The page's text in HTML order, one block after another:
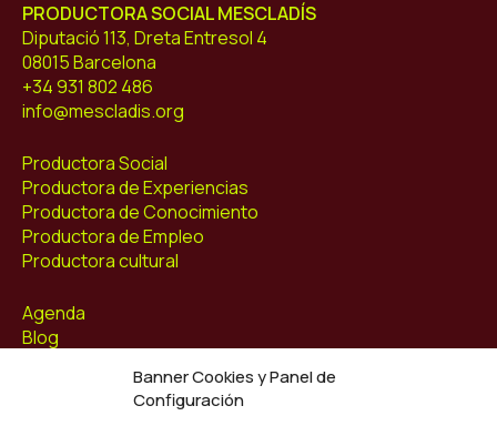
Banner Cookies y Panel de
Configuración
PRODUCTORA SOCIAL MESCLADÍS
Diputació 113, Dreta Entresol 4
08015 Barcelona
+34 931 802 486
info@mescladis.org
Productora Social
Productora de Experiencias
Productora de Conocimiento
Productora de Empleo
Productora cultural
Agenda
Blog